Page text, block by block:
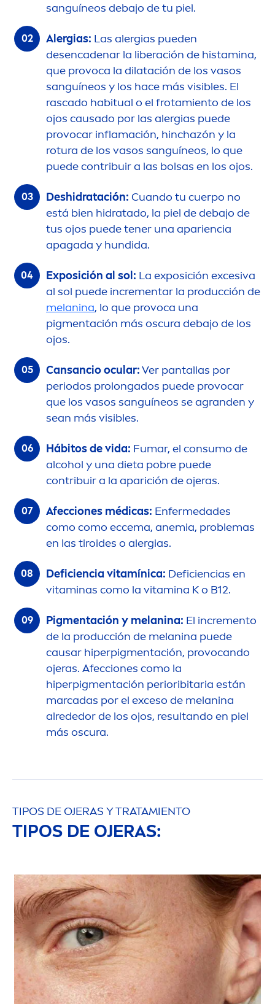
sanguíneos debajo de tu piel.
Alergias: Las alergias pueden
desencadenar la liberación de histamina,
que provoca la dilatación de los vasos
sanguíneos y los hace más visibles. El
rascado habitual o el frotamiento de los
ojos causado por las alergias puede
provocar inflamación, hinchazón y la
rotura de los vasos sanguíneos, lo que
puede contribuir a las bolsas en los ojos.
Deshidratación: Cuando tu cuerpo no
está bien hidratado, la piel de debajo de
tus ojos puede tener una apariencia
apagada y hundida.
Exposición al sol: La exposición excesiva
al sol puede incrementar la producción de
melanina, lo que provoca una
pigmentación más oscura debajo de los
ojos.
Cansancio ocular:Ver pantallas por
periodos prolongados puede provocar
que los vasos sanguíneos se agranden y
sean más visibles.
Hábitos de vida: Fumar, el consumo de
alcohol y una dieta pobre puede
contribuir a la aparición de ojeras.
Afecciones médicas: Enfermedades
como como eccema, anemia, problemas
en las tiroides o alergias.
Deficiencia vitamínica: Deficiencias en
vitaminas como la vitamina K o B12.
Pigmentación y melanina: El incremento
de la producción de melanina puede
causar hiperpigmentación, provocando
ojeras. Afecciones como la
hiperpigmentación perioribitaria están
marcadas por el exceso de melanina
alrededor de los ojos, resultando en piel
más oscura.
TIPOS DE OJERAS Y TRATAMIENTO
TIPOS DE OJERAS: